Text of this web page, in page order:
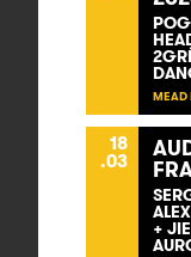
MEAD
18
.03
+